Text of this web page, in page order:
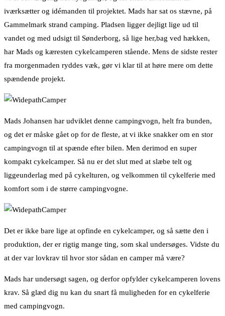
iværksætter og idémanden til projektet. Mads har sat os stævne, på
Gammelmark strand camping. Pladsen ligger dejligt lige ud til
vandet og med udsigt til Sønderborg, så lige her,bag ved hækken,
har Mads og kæresten cykelcamperen stående. Mens de sidste rester
fra morgenmaden ryddes væk, gør vi klar til at høre mere om dette
spændende projekt.
Mads Johansen har udviklet denne campingvogn, helt fra bunden,
og det er måske gået op for de fleste, at vi ikke snakker om en stor
campingvogn til at spænde efter bilen. Men derimod en super
kompakt cykelcamper. Så nu er det slut med at slæbe telt og
liggeunderlag med på cykelturen, og velkommen til cykelferie med
komfort som i de større campingvogne.
Det er ikke bare lige at opfinde en cykelcamper, og så sætte den i
produktion, der er rigtig mange ting, som skal undersøges. Vidste du
at der var lovkrav til hvor stor sådan en camper må være?
Mads har undersøgt sagen, og derfor opfylder cykelcamperen lovens
krav. Så glæd dig nu kan du snart få muligheden for en cykelferie
med campingvogn.